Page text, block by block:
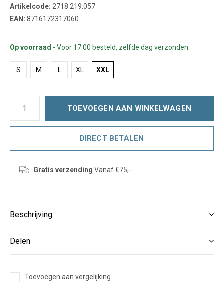
Artikelcode: 2718.219.057
EAN: 8716172317060
Op voorraad - Voor 17:00 besteld, zelfde dag verzonden.
S M L XL XXL
TOEVOEGEN AAN WINKELWAGEN
DIRECT BETALEN
Gratis verzending Vanaf €75,-
Beschrijving
Delen
Toevoegen aan vergelijking